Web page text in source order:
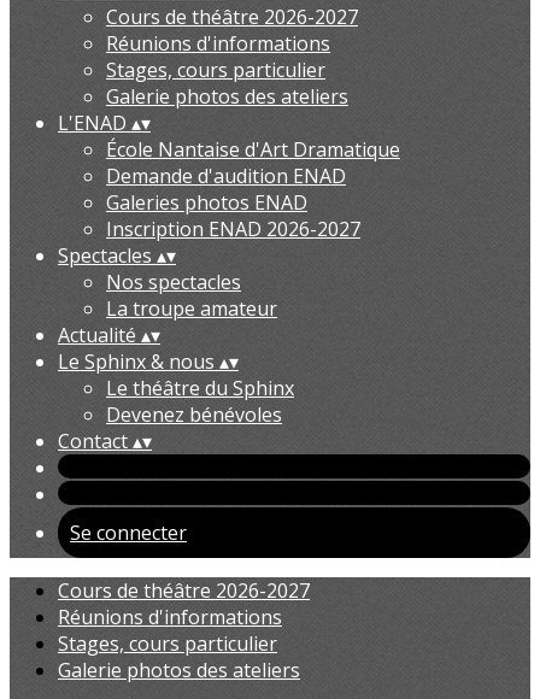
Cours de théâtre 2026-2027
Réunions d'informations
Stages, cours particulier
Galerie photos des ateliers
L'ENAD ▴▾
École Nantaise d'Art Dramatique
Demande d'audition ENAD
Galeries photos ENAD
Inscription ENAD 2026-2027
Spectacles ▴▾
Nos spectacles
La troupe amateur
Actualité ▴▾
Le Sphinx & nous ▴▾
Le théâtre du Sphinx
Devenez bénévoles
Contact▴▾
Se connecter
Cours de théâtre 2026-2027
Réunions d'informations
Stages, cours particulier
Galerie photos des ateliers